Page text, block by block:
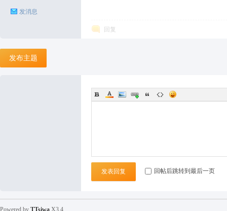
发消息
回复
发布主题
发表回复 回帖后跳转到最后一页
Powered by TTsiwa X3.4